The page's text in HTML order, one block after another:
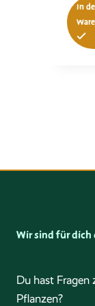
In
Wir sind für dich
Du hast Fragen
Pflanzen?